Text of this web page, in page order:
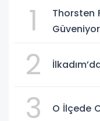
1
Thorsten
2
3 O İlçede